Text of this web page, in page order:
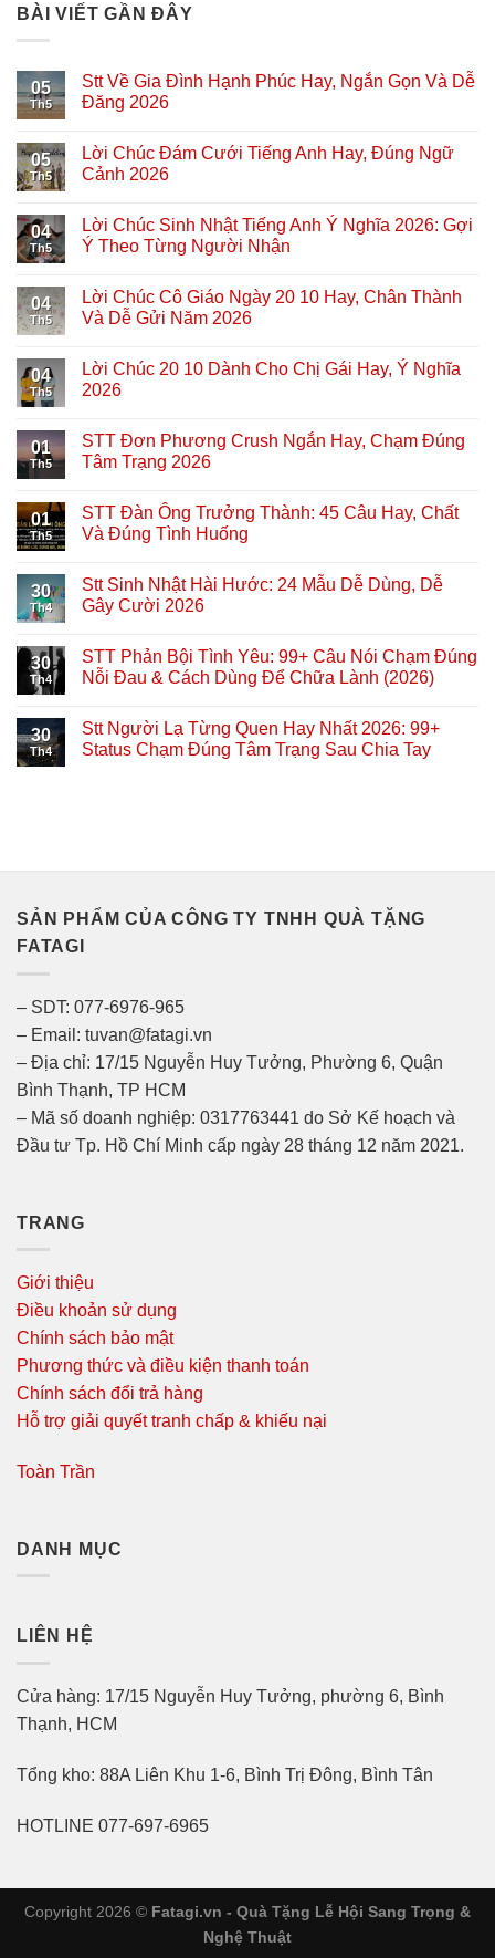
BÀI VIẾT GẦN ĐÂY
05
Th5
Stt Về Gia Đình Hạnh Phúc Hay, Ngắn Gọn Và Dễ
Đăng 2026
05
Th5
Lời Chúc Đám Cưới Tiếng Anh Hay, Đúng Ngữ
Cảnh 2026
04
Th5
Lời Chúc Sinh Nhật Tiếng Anh Ý Nghĩa 2026: Gợi
Ý Theo Từng Người Nhận
04
Th5
Lời Chúc Cô Giáo Ngày 20 10 Hay, Chân Thành
Và Dễ Gửi Năm 2026
04
Th5
Lời Chúc 20 10 Dành Cho Chị Gái Hay, Ý Nghĩa
2026
01
Th5
STT Đơn Phương Crush Ngắn Hay, Chạm Đúng
Tâm Trạng 2026
01
Th5
STT Đàn Ông Trưởng Thành: 45 Câu Hay, Chất
Và Đúng Tình Huống
30
Th4
Stt Sinh Nhật Hài Hước: 24 Mẫu Dễ Dùng, Dễ
Gây Cười 2026
30
Th4
STT Phản Bội Tình Yêu: 99+ Câu Nói Chạm Đúng
Nỗi Đau & Cách Dùng Để Chữa Lành (2026)
30
Th4
Stt Người Lạ Từng Quen Hay Nhất 2026: 99+
Status Chạm Đúng Tâm Trạng Sau Chia Tay
SẢN PHẨM CỦA CÔNG TY TNHH QUÀ TẶNG
FATAGI
– SDT: 077-6976-965
– Email: tuvan@fatagi.vn
– Địa chỉ: 17/15 Nguyễn Huy Tưởng, Phường 6, Quận
Bình Thạnh, TP HCM
– Mã số doanh nghiệp: 0317763441 do Sở Kế hoạch và
Đầu tư Tp. Hồ Chí Minh cấp ngày 28 tháng 12 năm 2021.
TRANG
Giới thiệu
Điều khoản sử dụng
Chính sách bảo mật
Phương thức và điều kiện thanh toán
Chính sách đổi trả hàng
Hỗ trợ giải quyết tranh chấp & khiếu nại
Toàn Trần
DANH MỤC
LIÊN HỆ
Cửa hàng: 17/15 Nguyễn Huy Tưởng, phường 6, Bình
Thạnh, HCM
Tổng kho: 88A Liên Khu 1-6, Bình Trị Đông, Bình Tân
HOTLINE 077-697-6965
Copyright 2026 © Fatagi.vn - Quà Tặng Lễ Hội Sang Trọng &
Nghệ Thuật